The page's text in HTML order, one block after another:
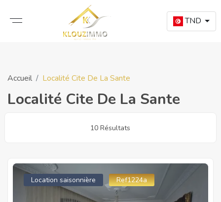
TND
Accueil Localité Cite De La Sante
Localité Cite De La Sante
10 Résultats
Location saisonnière Ref1224a